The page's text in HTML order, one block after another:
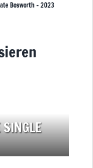
Bosworth – 2023